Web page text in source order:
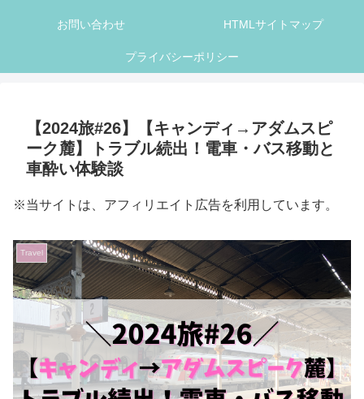
お問い合わせ HTMLサイトマップ
プライバシーポリシー
【2024旅#26】【キャンディ→アダムスピ
ーク麓】トラブル続出！電車・バス移動と
車酔い体験談
※当サイトは、アフィリエイト広告を利用しています。
Travel